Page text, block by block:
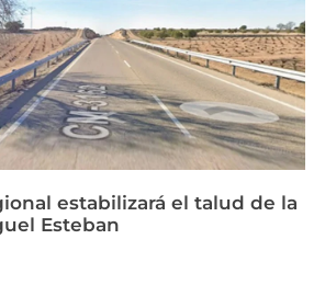
estabilizará el talud de la
Esteban